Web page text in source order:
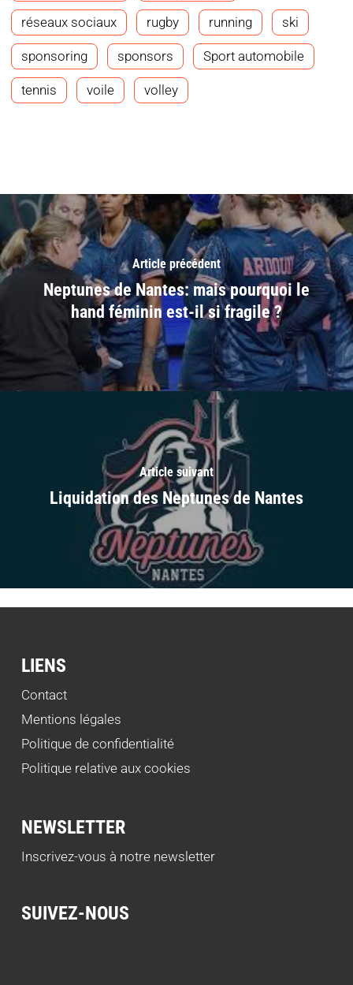
réseaux sociaux rugby running ski
sponsoring sponsors Sport automobile
tennis voile volley
Article précédent
Neptunes de Nantes: mais pourquoi le
hand féminin est-il si fragile ?
Article suivant
Liquidation des Neptunes de Nantes
LIENS
Contact
Mentions légales
Politique de confidentialité
Politique relative aux cookies
NEWSLETTER
Inscrivez-vous à notre newsletter
SUIVEZ-NOUS